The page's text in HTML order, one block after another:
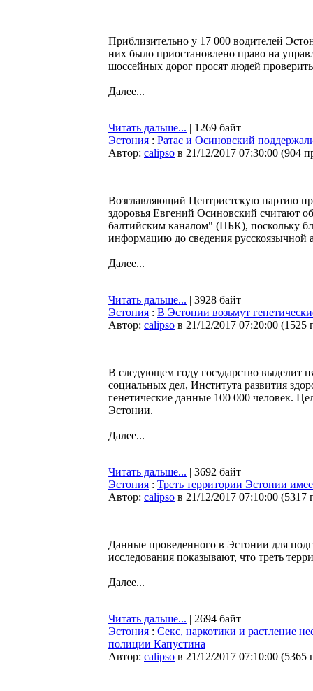
Приблизительно у 17 000 водителей
них было приостановлено право на
шоссейных дорог просят людей
Далее...
Читать дальше... | 1269 байт
Эстония : Ратас и Осиновский
Автор: calipso в 21/12/2017 07:30:00 (904
Возглавляющий Центристскую партию
здоровья Евгений Осиновский считают
балтийским каналом" (ПБК), поскольку
информацию до сведения русскоязычной
Далее...
Читать дальше... | 3928 байт
Эстония : В Эстонии возьмут
Автор: calipso в 21/12/2017 07:20:00 (1525
В следующем году государство выделит
социальных дел, Института развития
генетические данные 100 000 человек.
Эстонии.
Далее...
Читать дальше... | 3692 байт
Эстония : Треть территории Эстонии
Автор: calipso в 21/12/2017 07:10:00 (5317
Данные проведенного в Эстонии для
исследования показывают, что треть
Далее...
Читать дальше... | 2694 байт
Эстония : Секс, наркотики и растление
полиции Капустина
Автор: calipso в 21/12/2017 07:10:00 (5365